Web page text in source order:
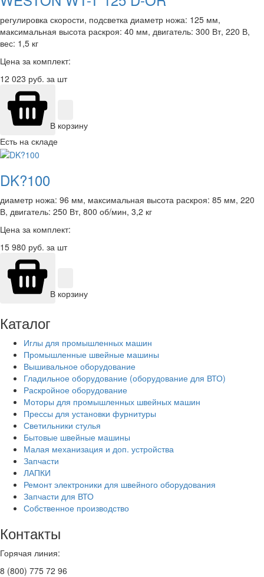
регулировка скорости, подсветка диаметр ножа: 125 мм,
максимальная высота раскроя: 40 мм, двигатель: 300 Вт, 220 В,
вес: 1,5 кг
Цена за комплект:
12 023 руб. за шт
В корзину
Есть на складе
DK?100
диаметр ножа: 96 мм, максимальная высота раскроя: 85 мм, 220
В, двигатель: 250 Вт, 800 об/мин, 3,2 кг
Цена за комплект:
15 980 руб. за шт
В корзину
Каталог
Иглы для промышленных машин
Промышленные швейные машины
Вышивальное оборудование
Гладильное оборудование (оборудование для ВТО)
Раскройное оборудование
Моторы для промышленных швейных машин
Прессы для установки фурнитуры
Светильники стулья
Бытовые швейные машины
Малая механизация и доп. устройства
Запчасти
ЛАПКИ
Ремонт электроники для швейного оборудования
Запчасти для ВТО
Собственное производство
Контакты
Горячая линия:
8 (800) 775 72 96